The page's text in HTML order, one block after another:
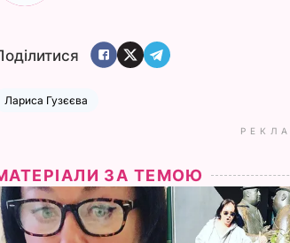
Лариса Гузєєва
ЗА ТЕМОЮ